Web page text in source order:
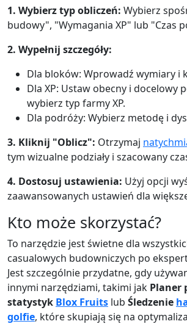
1. Wybierz typ obliczeń: Wybierz
budowy", "Wymagania XP" lub "Czas
2. Wypełnij szczegóły:
Dla bloków: Wprowadź wymiary i
Dla XP: Ustaw obecny i docelowy
wybierz typ farmy XP.
Dla podróży: Wybierz metodę i
3. Kliknij "Oblicz": Otrzymaj
tym wizualne podziały i szacowany
4. Dostosuj ustawienia: Użyj opcji
zaawansowanych ustawień dla
Kto może skorzystać?
To narzędzie jest świetne dla
casualowych budowniczych po
Jest szczególnie przydatne, gdy
innymi narzędziami, takimi jak Planer
statystyk Blox Fruits lub Śledzenie
golfie, które skupiają się na